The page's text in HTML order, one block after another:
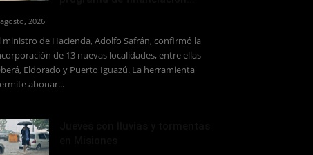
2026
ministro de Hacienda, Adolfo Safrán, confirmó la
de 13 nuevas localidades, entre ellas
Eldorado y Puerto Iguazú. La herramienta
abonar...